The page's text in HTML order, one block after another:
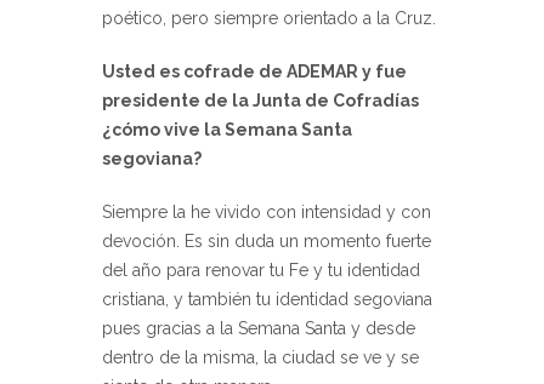
poético, pero siempre orientado a la Cruz.
Usted es cofrade de ADEMAR y fue
presidente de la Junta de Cofradías
¿cómo vive la Semana Santa
segoviana?
Siempre la he vivido con intensidad y con
devoción. Es sin duda un momento fuerte
del año para renovar tu Fe y tu identidad
cristiana, y también tu identidad segoviana
pues gracias a la Semana Santa y desde
dentro de la misma, la ciudad se ve y se